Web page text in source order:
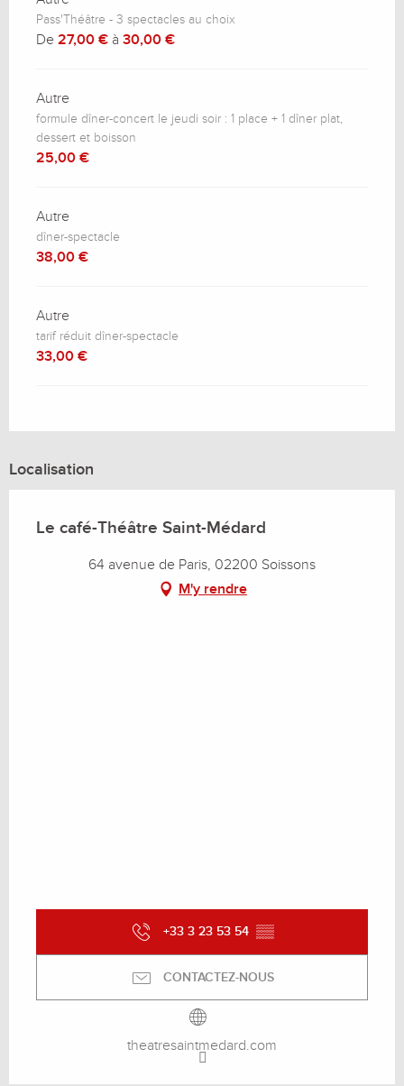
Pass'Théâtre - 3 spectacles au choix
De 27,00 € à 30,00 €
Autre
formule dîner-concert le jeudi soir : 1 place + 1 dîner plat,
dessert et boisson
25,00 €
Autre
dîner-spectacle
38,00 €
Autre
tarif réduit dîner-spectacle
33,00 €
Localisation
Le café-Théâtre Saint-Médard
64 avenue de Paris, 02200 Soissons
M'y rendre
+33 3 23 53 54 ▒▒
CONTACTEZ-NOUS
theatresaintmedard.com